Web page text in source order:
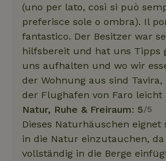
(uno per lato, così si può
preferisce sole o ombra). Il
fantastico. Der Besitzer war
hilfsbereit und hat uns Tipps
uns aufhalten und wo wir
der Wohnung aus sind
der Flughafen von Faro
Natur, Ruhe & Freiraum: 5/5
Dieses Naturhäuschen
in die Natur einzutauchen, da
vollständig in die Berge